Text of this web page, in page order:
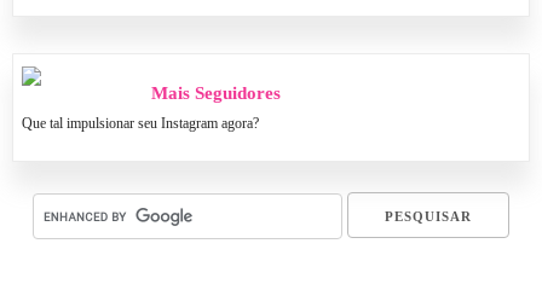
Mais Seguidores
Que tal impulsionar seu Instagram agora?